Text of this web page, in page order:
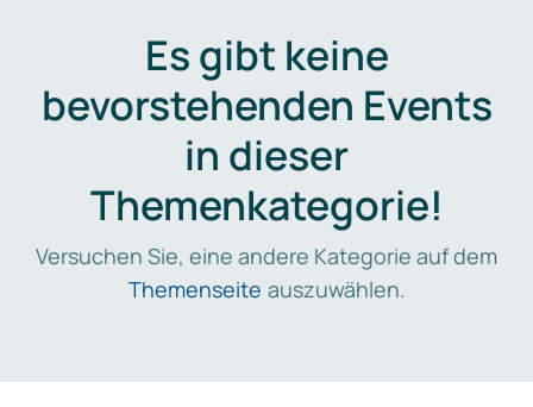
Es gibt keine
bevorstehenden Events
in dieser
Themenkategorie!
Versuchen Sie, eine andere Kategorie auf dem
Themenseite auszuwählen.